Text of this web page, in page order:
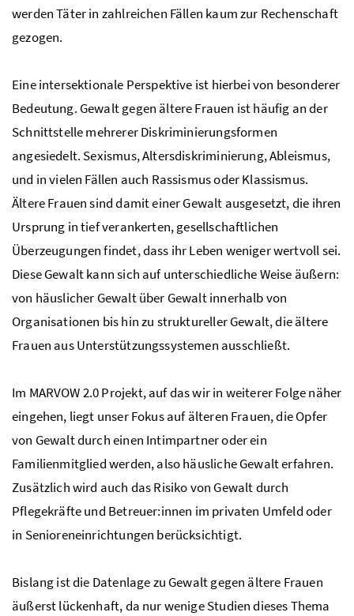
werden Täter in zahlreichen Fällen kaum zur Rechenschaft
gezogen.
Eine intersektionale Perspektive ist hierbei von besonderer
Bedeutung. Gewalt gegen ältere Frauen ist häufig an der
Schnittstelle mehrerer Diskriminierungsformen
angesiedelt. Sexismus, Altersdiskriminierung, Ableismus,
und in vielen Fällen auch Rassismus oder Klassismus.
Ältere Frauen sind damit einer Gewalt ausgesetzt, die ihren
Ursprung in tief verankerten, gesellschaftlichen
Überzeugungen findet, dass ihr Leben weniger wertvoll sei.
Diese Gewalt kann sich auf unterschiedliche Weise äußern:
von häuslicher Gewalt über Gewalt innerhalb von
Organisationen bis hin zu struktureller Gewalt, die ältere
Frauen aus Unterstützungssystemen ausschließt.
Im MARVOW 2.0 Projekt, auf das wir in weiterer Folge näher
eingehen, liegt unser Fokus auf älteren Frauen, die Opfer
von Gewalt durch einen Intimpartner oder ein
Familienmitglied werden, also häusliche Gewalt erfahren.
Zusätzlich wird auch das Risiko von Gewalt durch
Pflegekräfte und Betreuer:innen im privaten Umfeld oder
in Senioreneinrichtungen berücksichtigt.
Bislang ist die Datenlage zu Gewalt gegen ältere Frauen
äußerst lückenhaft, da nur wenige Studien dieses Thema